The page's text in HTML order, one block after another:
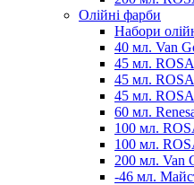
Олійні фарби
Набори
40 мл. Van
45 мл. ROSA
45 мл. ROSA
45 мл. ROSA
60 мл.
100 мл.
100 мл.
200 мл. Van
-46 мл.